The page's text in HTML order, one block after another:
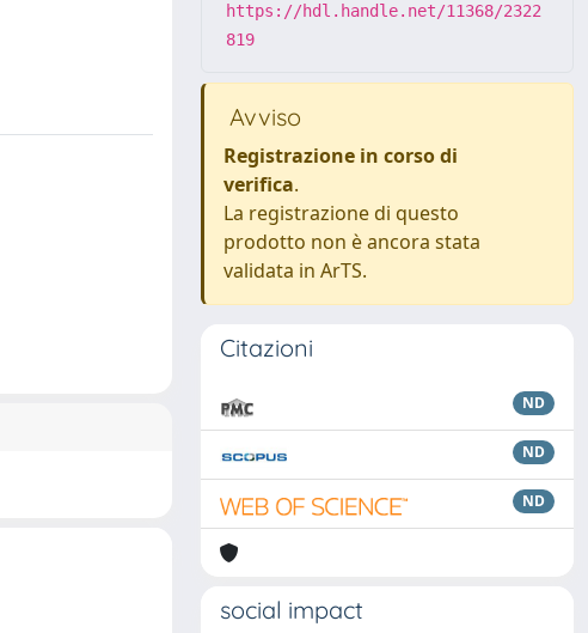
https://hdl.handle.net/11368/2322
819
Avviso
Registrazione in corso di
verifica.
La registrazione di questo
prodotto non è ancora stata
validata in ArTS.
Citazioni
ND
ND
ND
social impact